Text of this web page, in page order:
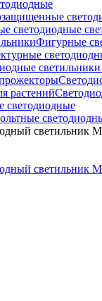
светодиодные
Фигурные
светильники
растений
светодиодные
светильник